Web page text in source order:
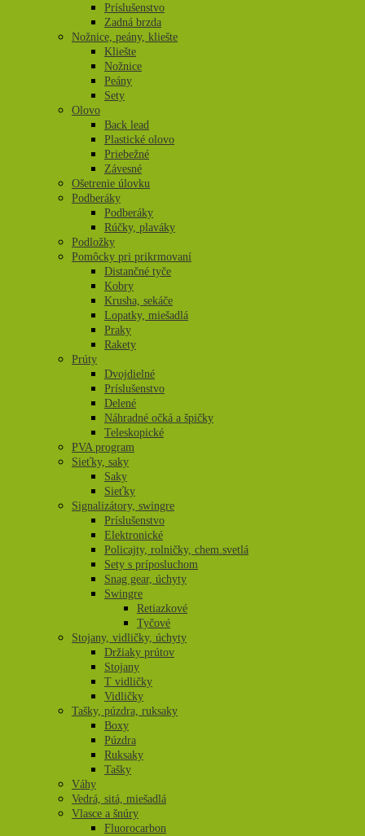
Príslušenstvo
Zadná brzda
Nožnice, peány, kliešte
Kliešte
Nožnice
Peány
Sety
Olovo
Back lead
Plastické olovo
Priebežné
Závesné
Ošetrenie úlovku
Podberáky
Podberáky
Rúčky, plaváky
Podložky
Pomôcky pri prikrmovaní
Distančné tyče
Kobry
Krusha, sekáče
Lopatky, miešadlá
Praky
Rakety
Prúty
Dvojdielné
Príslušenstvo
Delené
Náhradné očká a špičky
Teleskopické
PVA program
Sieťky, saky
Saky
Sieťky
Signalizátory, swingre
Príslušenstvo
Elektronické
Policajty, rolničky, chem.svetlá
Sety s príposluchom
Snag gear, úchyty
Swingre
Retiazkové
Tyčové
Stojany, vidličky, úchyty
Držiaky prútov
Stojany
T vidličky
Vidličky
Tašky, púzdra, ruksaky
Boxy
Púzdra
Ruksaky
Tašky
Váhy
Vedrá, sitá, miešadlá
Vlasce a šnúry
Fluorocarbon